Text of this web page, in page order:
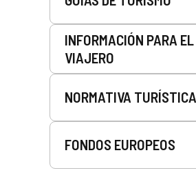
INFORMACIÓN PARA EL
VIAJERO
NORMATIVA TURÍSTICA
FONDOS EUROPEOS